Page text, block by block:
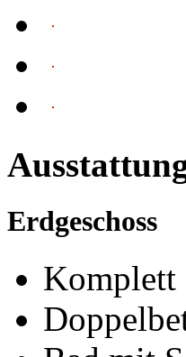
Erdgeschoss
Komplett